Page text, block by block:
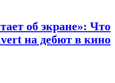
об экране»: Что
на дебют в кино